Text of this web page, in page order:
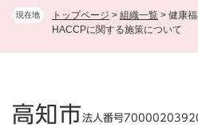
現在地 トップページ > 組織一覧 > 健康
HACCPに関する施策について
高知市法人番号